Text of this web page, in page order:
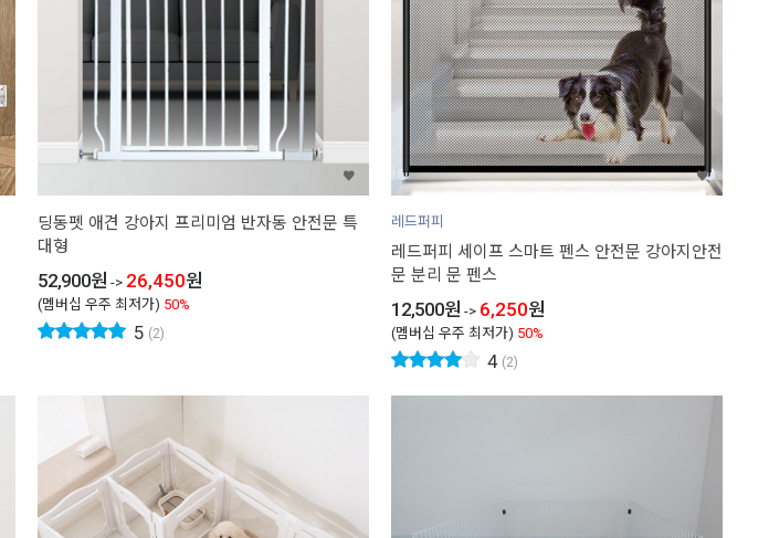
딩동펫 애견 강아지 프리미엄 반자동 안전문 특
대형
52,900원 -> 26,450원
(멤버십 우주 최저가) 50%
5 (2)
레드퍼피
레드퍼피 세이프 스마트 펜스 안전문 강아지안전
문 분리 문 펜스
12,500원 -> 6,250원
(멤버십 우주 최저가) 50%
4 (2)